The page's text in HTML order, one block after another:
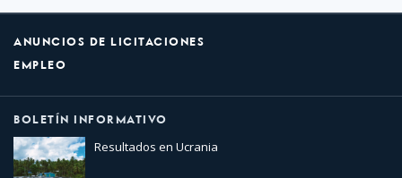
ANUNCIOS DE LICITACIONES
EMPLEO
BOLETÍN INFORMATIVO
Resultados en Ucrania